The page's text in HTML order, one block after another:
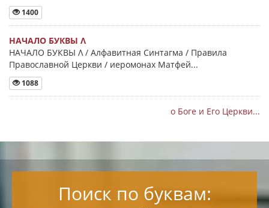
1400
НАЧАЛО БУКВЫ Λ
НАЧАЛО БУКВЫ Λ / Алфавитная Синтагма / Правила
Православной Церкви / иеромонах Матфей...
1088
о Боге и Его Церкви...
Поиск по буквам: